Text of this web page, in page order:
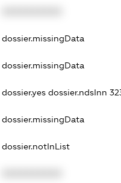
dossier.missingData
dossier.missingData
dossier.yes dossier.ndsInn
dossier.missingData
dossier.notInList